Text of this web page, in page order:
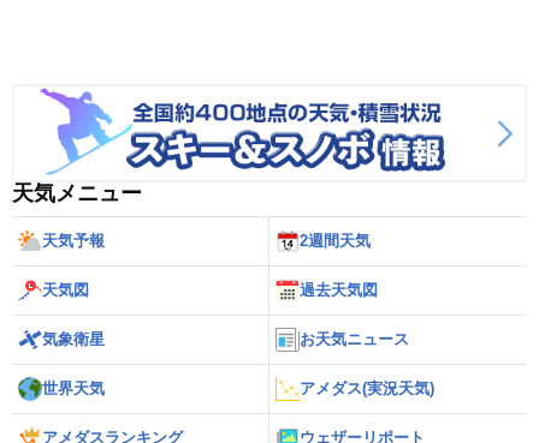
天気メニュー
天気予報 2週間天気
天気図 過去天気図
気象衛星 お天気ニュース
世界天気 アメダス(実況天気)
アメダスランキング ウェザーリポート